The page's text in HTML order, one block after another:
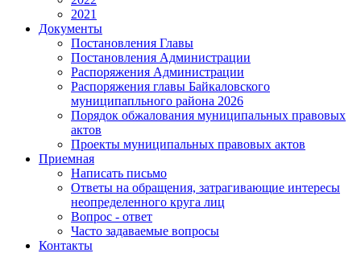
2021
Документы
Постановления Главы
Постановления Администрации
Распоряжения Администрации
Распоряжения главы Байкаловского
муниципапльного района 2026
Порядок обжалования муниципальных правовых
актов
Проекты муниципальных правовых актов
Приемная
Написать письмо
Ответы на обращения, затрагивающие интересы
неопределенного круга лиц
Вопрос - ответ
Часто задаваемые вопросы
Контакты